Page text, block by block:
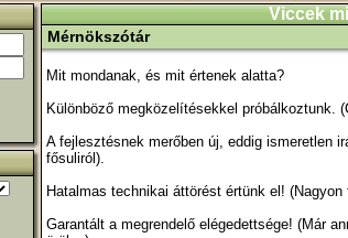
Viccek
Mérnökszótár
Mit mondanak, és mit értenek alatta?
Különböző megközelítésekkel próbálkoztunk.
A fejlesztésnek merőben új, eddig ismeretlen
fősuliról).
Hatalmas technikai áttörést értünk el!
Garantált a megrendelő elégedettsége! (Már